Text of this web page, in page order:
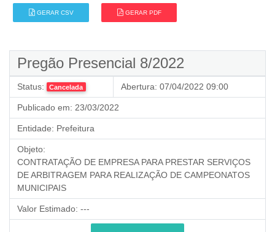
GERAR CSV GERAR PDF
Pregão Presencial 8/2022
Status: Cancelada Abertura: 07/04/2022 09:00
Publicado em: 23/03/2022
Entidade: Prefeitura
Objeto:
CONTRATAÇÃO DE EMPRESA PARA PRESTAR SERVIÇOS
DE ARBITRAGEM PARA REALIZAÇÃO DE CAMPEONATOS
MUNICIPAIS
Valor Estimado: ---